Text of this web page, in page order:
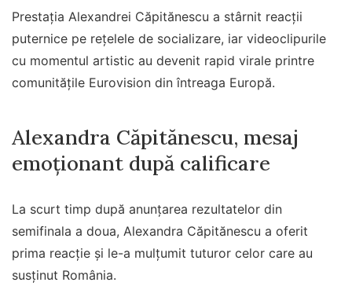
Prestația Alexandrei Căpitănescu a stârnit reacții
puternice pe rețelele de socializare, iar videoclipurile
cu momentul artistic au devenit rapid virale printre
comunitățile Eurovision din întreaga Europă.
Alexandra Căpitănescu, mesaj
emoționant după calificare
La scurt timp după anunțarea rezultatelor din
semifinala a doua, Alexandra Căpitănescu a oferit
prima reacție și le-a mulțumit tuturor celor care au
susținut România.